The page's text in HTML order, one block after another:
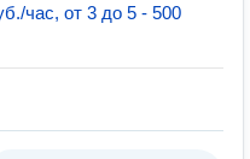
час, от 3 до 5 - 500